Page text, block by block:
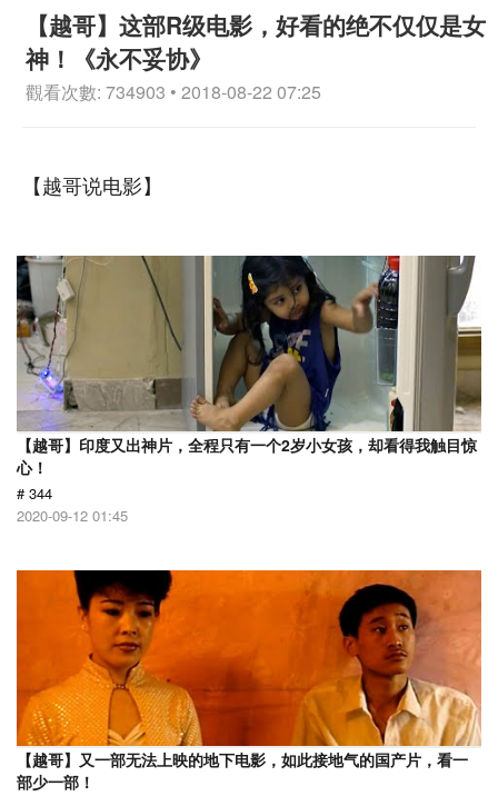
【越哥】这部R级电影，好看的绝不仅仅是女
神！《永不妥协》
觀看次數: 734903 • 2018-08-22 07:25
【越哥说电影】
【越哥】印度又出神片，全程只有一个2岁小女孩，却看得我触目惊
心！
# 344
2020-09-12 01:45
【越哥】又一部无法上映的地下电影，如此接地气的国产片，看一
部少一部！